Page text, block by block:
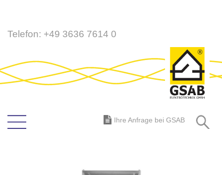
Direkt
Telefon: +49 3636 7614 0
Ihre Anfrage bei GSAB